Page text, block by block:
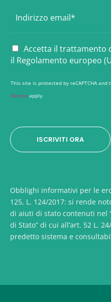
m
i
l
*
P
r
a
c
Accetta il trattamento
il Regolamento europeo
This site is protected by reCAPTCHA and
Service apply.
ISCRIVITI ORA
Obblighi informativi per le
125, L. 124/2017: si rende
di aiuti di stato contenuti nel
di Stato” di cui all’art. 52 L.
predetto sistema e